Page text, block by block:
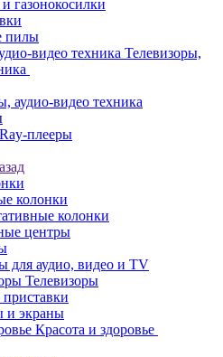
газонокосилки
пилы
Телевизоры,
аудио-видео техника
плееры
колонки
колонки
центры
для аудио, видео и TV
Телевизоры
и экраны
Красота и здоровье